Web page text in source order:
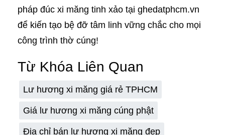
pháp đúc xi măng tinh xảo tại ghedatphcm.vn
để kiến tạo bệ đỡ tâm linh vững chắc cho mọi
công trình thờ cúng!
Từ Khóa Liên Quan
Lư hương xi măng giá rẻ TPHCM
Giá lư hương xi măng cúng phật
Địa chỉ bán lư hương xi măng đẹp